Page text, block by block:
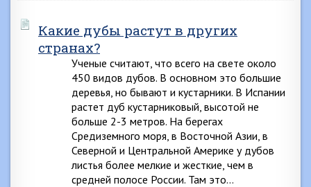
Какие дубы растут в других
странах?
Ученые считают, что всего на свете около
450 видов дубов. В основном это большие
деревья, но бывают и кустарники. В Испании
растет дуб кустарниковый, высотой не
больше 2-3 метров. На берегах
Средиземного моря, в Восточной Азии, в
Северной и Центральной Америке у дубов
листья более мелкие и жесткие, чем в
средней полосе России. Там это…